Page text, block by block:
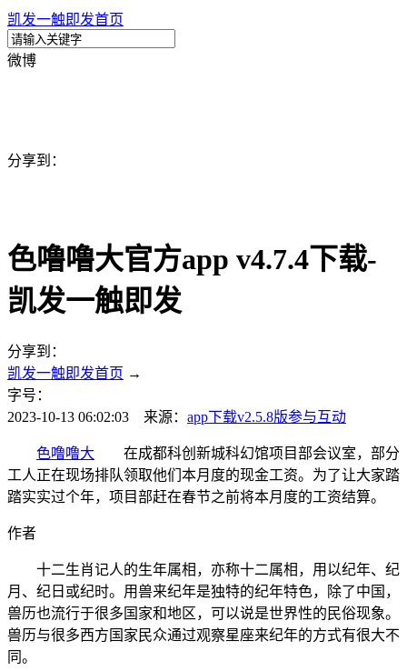
凯发一触即发首页
微博
分享到：
色噜噜大官方app v4.7.4下载-
凯发一触即发
分享到：
凯发一触即发首页 →
字号：
2023-10-13 06:02:03 来源： app下载v2.5.8版参与互动
色噜噜大 在成都科创新城科幻馆项目部会议室，部分
工人正在现场排队领取他们本月度的现金工资。为了让大家踏
踏实实过个年，项目部赶在春节之前将本月度的工资结算。
作者
十二生肖记人的生年属相，亦称十二属相，用以纪年、纪
月、纪日或纪时。用兽来纪年是独特的纪年特色，除了中国，
兽历也流行于很多国家和地区，可以说是世界性的民俗现象。
兽历与很多西方国家民众通过观察星座来纪年的方式有很大不
同。